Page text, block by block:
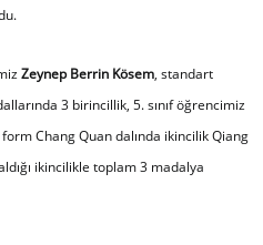
Zeynep Berrin Kösem, standart
3 birincillik, 5. sınıf öğrencimiz
form Chang Quan dalında ikincilik Qiang
ikincilikle toplam 3 madalya